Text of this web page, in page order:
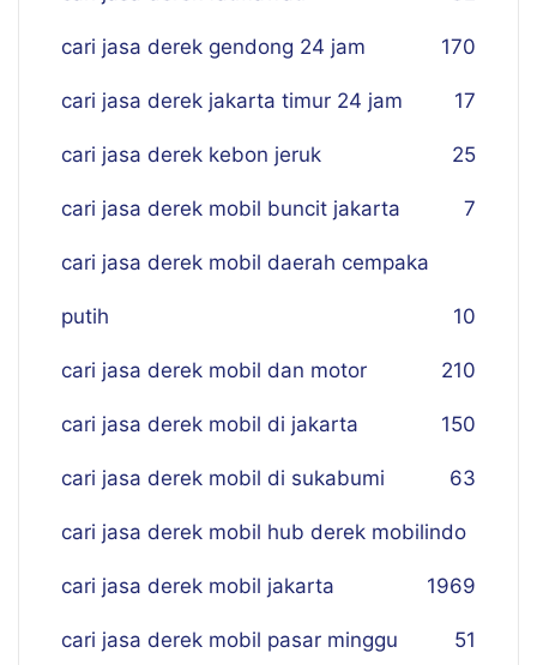
cari jasa derek gendong 24 jam 170
cari jasa derek jakarta timur 24 jam 17
cari jasa derek kebon jeruk 25
cari jasa derek mobil buncit jakarta 7
cari jasa derek mobil daerah cempaka
putih 10
cari jasa derek mobil dan motor 210
cari jasa derek mobil di jakarta 150
cari jasa derek mobil di sukabumi 63
cari jasa derek mobil hub derek mobilindo
69
cari jasa derek mobil jakarta 19
cari jasa derek mobil pasar minggu 51